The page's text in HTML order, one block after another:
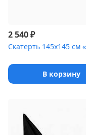
2 540₽
В корзину